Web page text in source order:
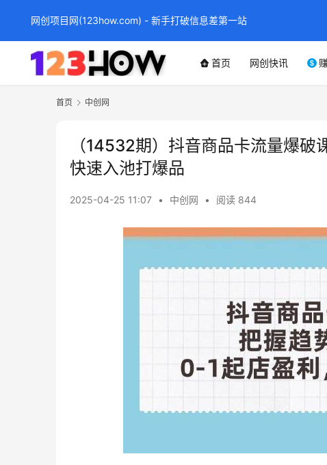
首页 网创快讯
首页 中创网
（14532期）抖音商品卡流量爆破
快速入池打爆品
2025-04-25 11:07 • 中创网 • 阅读 844
网创项目网(123how.com) - 新手打破信息差第一站